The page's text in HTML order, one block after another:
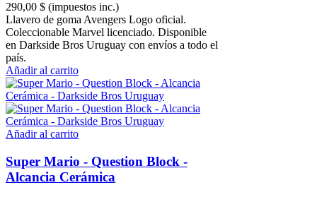
290,00 $ (impuestos inc.)
Llavero de goma Avengers Logo oficial.
Coleccionable Marvel licenciado. Disponible
en Darkside Bros Uruguay con envíos a todo el
país.
Añadir al carrito
Añadir al carrito
Super Mario - Question Block -
Alcancia Cerámica